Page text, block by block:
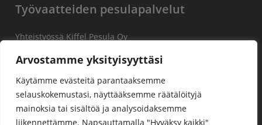
Arvostamme yksityisyyttäsi
Käytämme evästeitä parantaaksemme
selauskokemustasi, näyttääksemme räätälöityjä
mainoksia tai sisältöä ja analysoidaksemme
liikennettämme. Napsauttamalla "Hyväksy kaikki"
Työvaatteiden pesulapalvelut
Yhteistyössä Kiffel Pesula Oy
TÄSTÄ PESULAAN